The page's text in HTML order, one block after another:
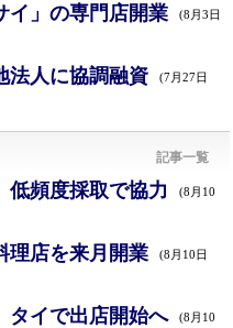
イ」の専門店開業 (8月3日
法人に協調融資 (7月27日
記事一覧
低頻度採取で協力
(8月10
理店を来月開業 (8月10日
タイで出店開始へ
(8月10